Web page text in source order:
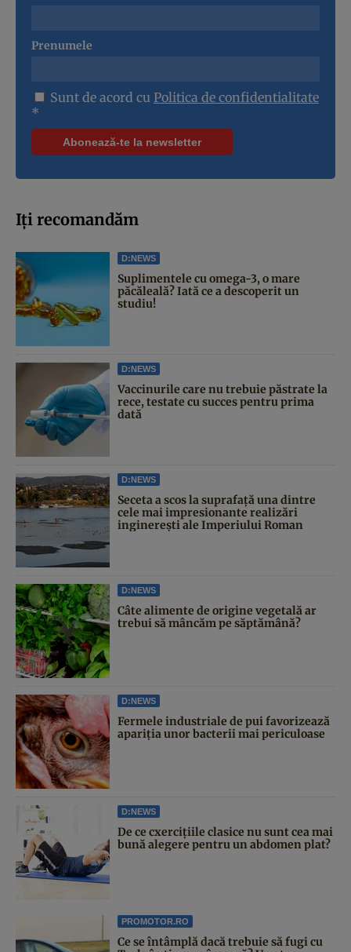
Prenumele
Sunt de acord cu Politica de confidentialitate
*
Iți recomandăm
D:NEWS
Suplimentele cu omega-3, o mare
păcăleală? Iată ce a descoperit un
studiu!
D:NEWS
Vaccinurile care nu trebuie păstrate la
rece, testate cu succes pentru prima
dată
D:NEWS
Seceta a scos la suprafață una dintre
cele mai impresionante realizări
inginerești ale Imperiului Roman
D:NEWS
Câte alimente de origine vegetală ar
trebui să mâncăm pe săptămână?
D:NEWS
Fermele industriale de pui favorizează
apariția unor bacterii mai periculoase
D:NEWS
De ce cxercițiile clasice nu sunt cea mai
bună alegere pentru un abdomen plat?
PROMOTOR.RO
Ce se întâmplă dacă trebuie să fugi cu